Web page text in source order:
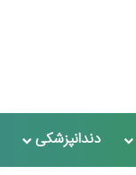
دندانپزشکی